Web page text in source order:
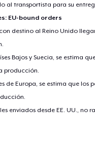
al transportista para su
EU-bound orders
destino al Reino Unido
Bajos y Suecia, se estima
producción.
de Europa, se estima que los
enviados desde EE. UU., no